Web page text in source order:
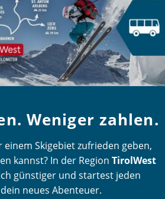
Weniger zahlen.
Skigebiet zufrieden geben,
kannst? In der Region TirolWest
günstiger und startest jeden
neues Abenteuer.